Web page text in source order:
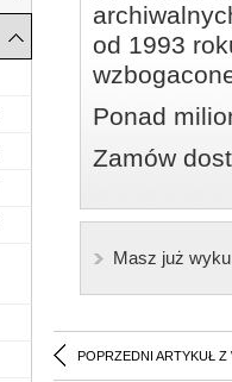
od 1993
Ponad
Zamów
Masz już
POPRZEDNI ARTYKUŁ Z